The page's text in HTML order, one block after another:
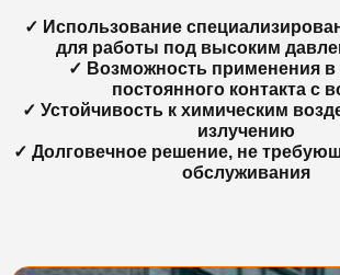
✓ Использование
для работы под высоким
✓ Возможность применения в
постоянного контакта с
✓ Устойчивость к химическим
излучению
✓ Долговечное решение, не
обслуживания